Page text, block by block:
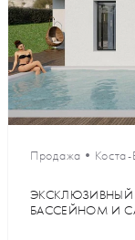
Продажа •
БАССЕЙНОМ И